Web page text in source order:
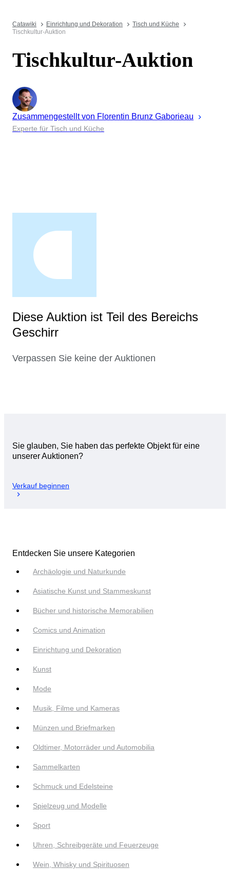
Catawiki Einrichtung und Dekoration
Tisch und Küche
Tischkultur-Auktion
Tischkultur-Auktion
Zusammengestellt von Florentin Brunz Gaborieau
Experte für Tisch und Küche
Diese Auktion ist Teil des Bereichs
Geschirr
Verpassen Sie keine der Auktionen
Sie glauben, Sie haben das perfekte Objekt für eine
unserer Auktionen?
Verkauf beginnen
Entdecken Sie unsere Kategorien
Archäologie und Naturkunde
Asiatische Kunst und Stammeskunst
Bücher und historische Memorabilien
Comics und Animation
Einrichtung und Dekoration
Kunst
Mode
Musik, Filme und Kameras
Münzen und Briefmarken
Oldtimer, Motorräder und Automobilia
Sammelkarten
Schmuck und Edelsteine
Spielzeug und Modelle
Sport
Uhren, Schreibgeräte und Feuerzeuge
Wein, Whisky und Spirituosen